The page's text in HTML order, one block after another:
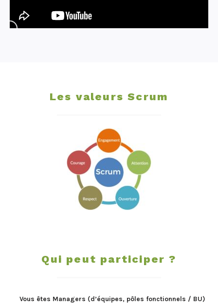
Les valeurs Scrum
Qui peut participer ?
Vous êtes Managers (d’équipes, pôles fonctionnels / BU)